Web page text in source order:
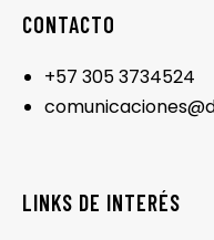
CONTACTO
+57 305 3734524
LINKS DE INTERÉS